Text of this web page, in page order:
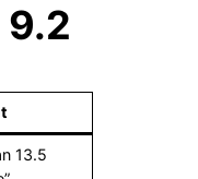
9.2
13.5